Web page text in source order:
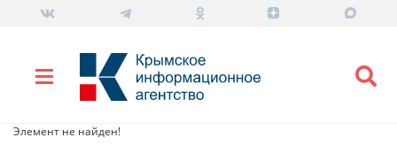
Элемент не найден!